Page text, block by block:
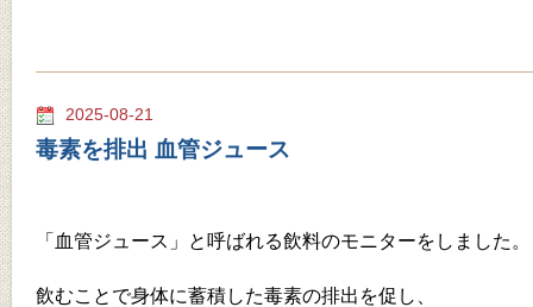
2025-08-21
毒素を排出 血管ジュース
「血管ジュース」と呼ばれる飲料のモニターをしました。
飲むことで身体に蓄積した毒素の排出を促し、